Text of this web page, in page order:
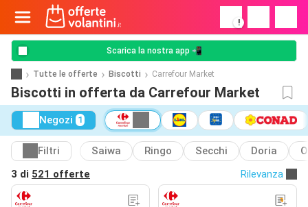
!
Scarica la nostra app 📲
Tutte le offerte Biscotti Carrefour Market
Biscotti in offerta da Carrefour Market
Negozi 1
Filtri Saiwa Ringo Secchi Doria
3 di 521 offerte Rilevanza